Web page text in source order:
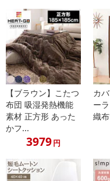
【キャンセルについて】
※お申込み後のキャンセル
記載されている内容を必ず
にご納得いただきましたう
※パッケージ変更や商品リ
参考の掲載画像や画像内の
る場合がございます。
また、[新たな加工食品の原
了により、商品詳細内に記
合がございます。
あらかじめご了承いただい
によるお申込み後のキャン
【ブラウン】こたつ
布団 吸湿発熱機能
素材 正方形 あった
かフ...
3979円
カ
ー
織